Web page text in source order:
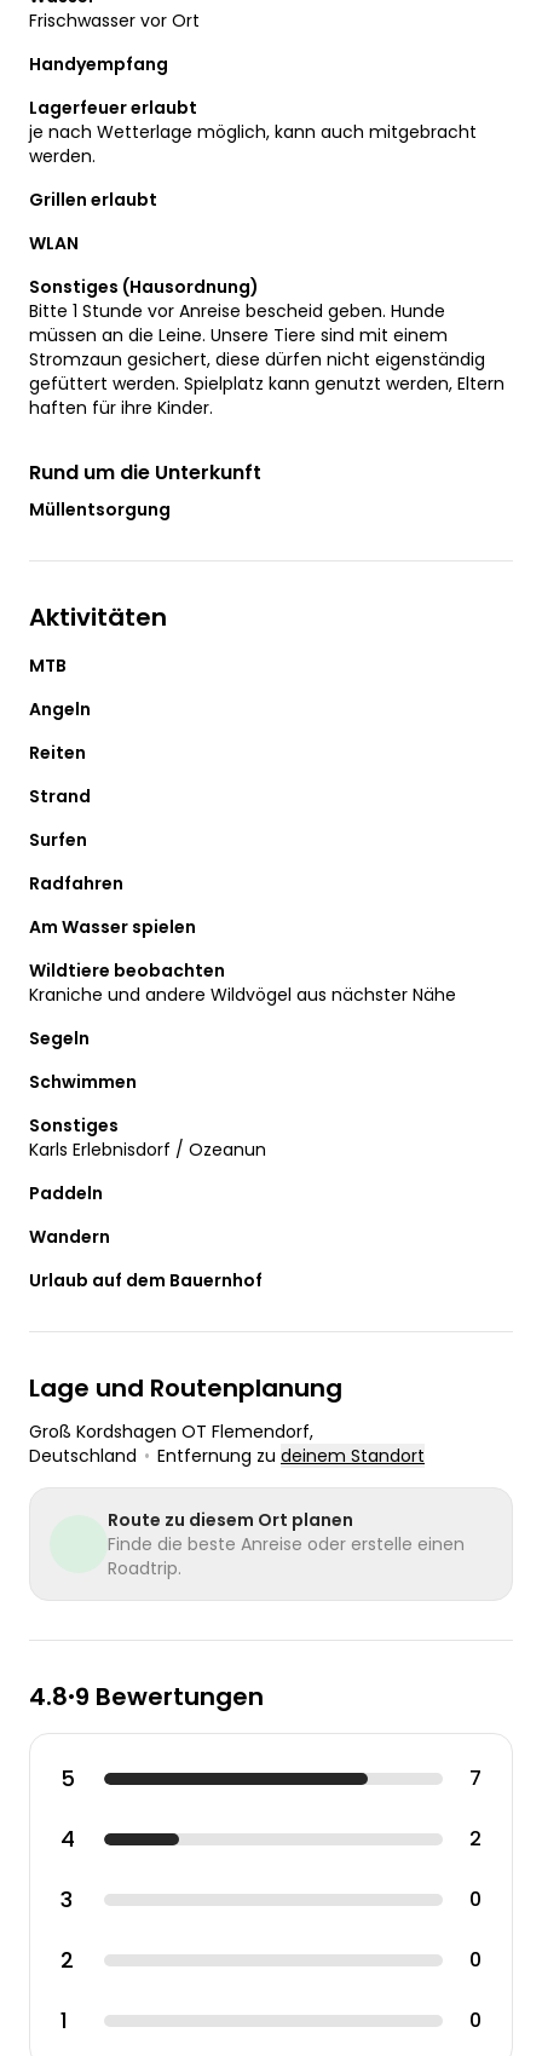
Frischwasser vor Ort
Handyempfang
Lagerfeuer erlaubt
je nach Wetterlage möglich, kann auch mitgebracht
werden.
Grillen erlaubt
WLAN
Sonstiges (Hausordnung)
Bitte 1 Stunde vor Anreise bescheid geben. Hunde
müssen an die Leine. Unsere Tiere sind mit einem
Stromzaun gesichert, diese dürfen nicht eigenständig
gefüttert werden. Spielplatz kann genutzt werden, Eltern
haften für ihre Kinder.
Rund um die Unterkunft
Müllentsorgung
Aktivitäten
MTB
Angeln
Reiten
Strand
Surfen
Radfahren
Am Wasser spielen
Wildtiere beobachten
Kraniche und andere Wildvögel aus nächster Nähe
Segeln
Schwimmen
Sonstiges
Karls Erlebnisdorf / Ozeanun
Paddeln
Wandern
Urlaub auf dem Bauernhof
Lage und Routenplanung
Groß Kordshagen OT Flemendorf,
Deutschland • Entfernung zu deinem Standort
Route zu diesem Ort planen
Finde die beste Anreise oder erstelle einen
Roadtrip.
4.8•9 Bewertungen
5 7
4 2
3 0
2 0
1 0